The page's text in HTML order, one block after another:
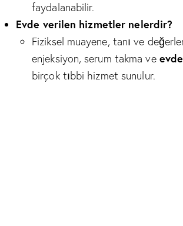
faydalanabilir.
Evde verilen hizmetler nelerdir?
Fiziksel muayene, tanı ve
enjeksiyon, serum takma ve
birçok tıbbi hizmet sunulur.